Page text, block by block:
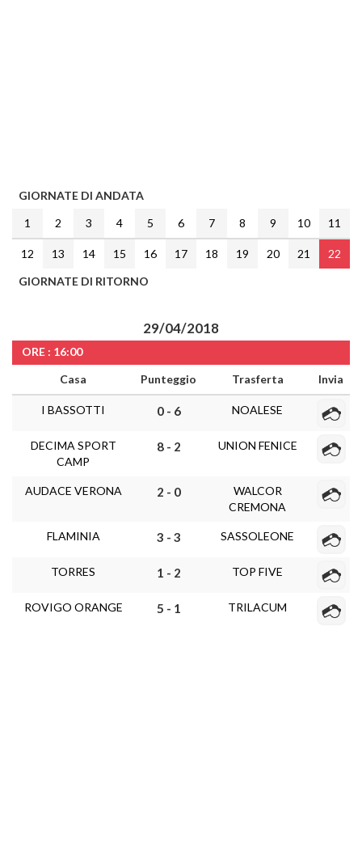
GIORNATE DI ANDATA
1
2 3 4 5 6 7 8 9 10 11
12 13 14 15 16 17 18 19 20 21
22
GIORNATE DI RITORNO
29/04/2018
ORE : 16:00
Casa
Punteggio Trasferta Invia
I BASSOTTI 0 - 6 NOALESE
DECIMA SPORT
CAMP
8 - 2 UNION FENICE
AUDACE VERONA 2 - 0
WALCOR
CREMONA
FLAMINIA 3 - 3 SASSOLEONE
TORRES 1 - 2 TOP FIVE
ROVIGO ORANGE 5 - 1 TRILACUM